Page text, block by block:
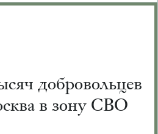
добровольцев
в зону СВО